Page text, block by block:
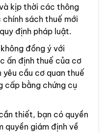
kịp thời các thông
sách thuế mới
định pháp luật.
đồng ý với
ấn định thuế của cơ
yêu cầu cơ quan thuế
cấp bằng chứng cụ
thiết, bạn có quyền
quyền giám định về